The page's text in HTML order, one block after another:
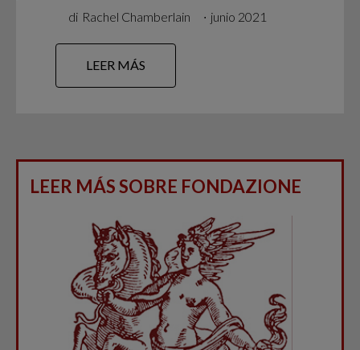
di Rachel Chamberlain ∙ junio 2021
LEER MÁS
LEER MÁS SOBRE FONDAZIONE